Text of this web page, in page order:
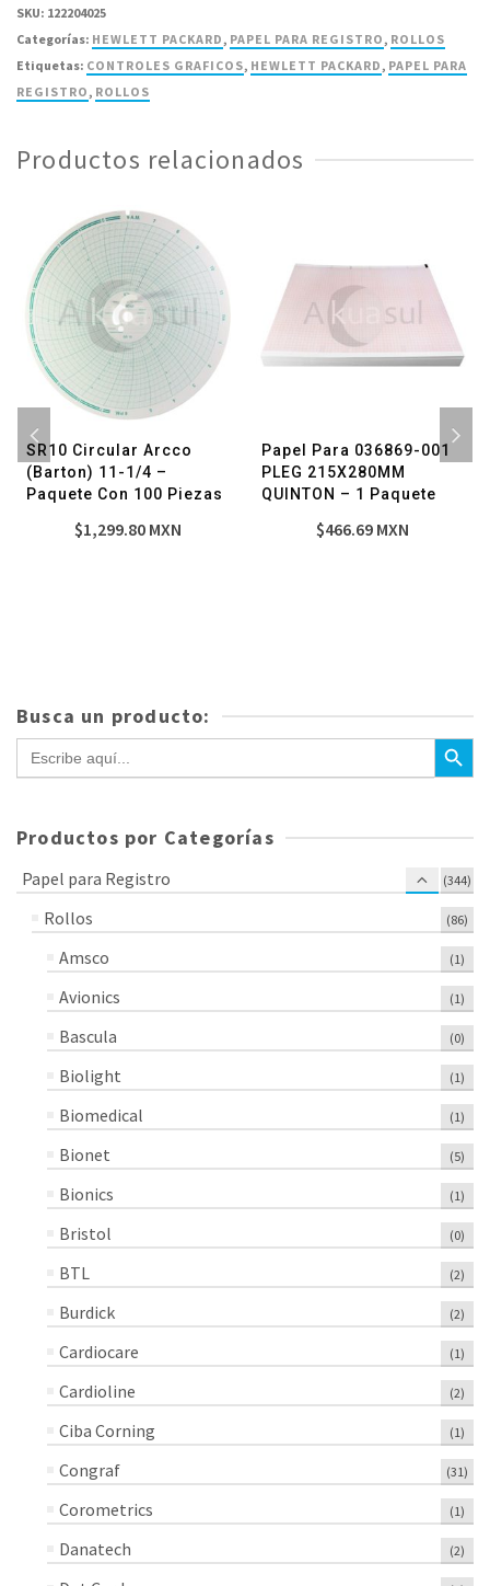
Hewlett
Packard
50mm
-
cantidad
SKU: 122204025
Categorías: HEWLETT PACKARD , PAPEL PARA REGISTRO , ROLLOS
Etiquetas: CONTROLES GRAFICOS, HEWLETT PACKARD , PAPEL PARA
REGISTRO , ROLLOS
Productos relacionados
SR10 Circular Arcco
(Barton) 11-1/4 –
Paquete Con 100 Piezas
$1,299.80MXN
Papel Para 036869-001
PLEG 215X280MM
QUINTON – 1 Paquete
$466.69 MXN
Busca un producto:
Buscar: Botón de
Productos por Categorías
Papel para Registro (344)
Rollos (86)
Amsco (1)
Avionics (1)
Bascula (0)
Biolight (1)
Biomedical (1)
Bionet (5)
Bionics (1)
Bristol (0)
BTL (2)
Burdick (2)
Cardiocare (1)
Cardioline (2)
Ciba Corning (1)
Congraf (31)
Corometrics (1)
Danatech (2)